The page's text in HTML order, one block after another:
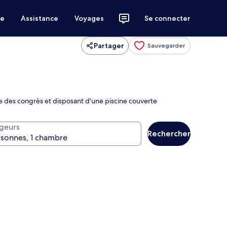
Assistance Voyages Se connecter
Partager Sauvegarder
des congrès et disposant d'une piscine couverte
Rechercher